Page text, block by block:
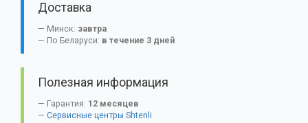
Доставка
Минск: завтра
По Беларуси: в течение 3 дней
Полезная информация
Гарантия: 12 месяцев
Сервисные центры Shtenli